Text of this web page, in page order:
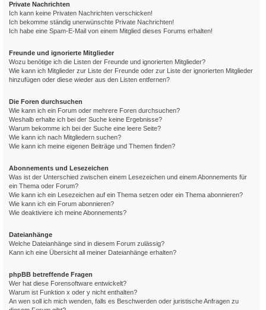
Private Nachrichten
Ich kann keine Privaten Nachrichten verschicken!
Ich bekomme ständig unerwünschte Private Nachrichten!
Ich habe eine Spam-E-Mail von einem Mitglied dieses Forums erhalten!
Freunde und ignorierte Mitglieder
Wozu benötige ich die Listen der Freunde und ignorierten Mitglieder?
Wie kann ich Mitglieder zur Liste der Freunde oder zur Liste der ignorierten Mitglieder
hinzufügen oder diese wieder aus den Listen entfernen?
Die Foren durchsuchen
Wie kann ich ein Forum oder mehrere Foren durchsuchen?
Weshalb erhalte ich bei der Suche keine Ergebnisse?
Warum bekomme ich bei der Suche eine leere Seite?
Wie kann ich nach Mitgliedern suchen?
Wie kann ich meine eigenen Beiträge und Themen finden?
Abonnements und Lesezeichen
Was ist der Unterschied zwischen einem Lesezeichen und einem Abonnements für
ein Thema oder Forum?
Wie kann ich ein Lesezeichen auf ein Thema setzen oder ein Thema abonnieren?
Wie kann ich ein Forum abonnieren?
Wie deaktiviere ich meine Abonnements?
Dateianhänge
Welche Dateianhänge sind in diesem Forum zulässig?
Kann ich eine Übersicht all meiner Dateianhänge erhalten?
phpBB betreffende Fragen
Wer hat diese Forensoftware entwickelt?
Warum ist Funktion x oder y nicht enthalten?
An wen soll ich mich wenden, falls es Beschwerden oder juristische Anfragen zu